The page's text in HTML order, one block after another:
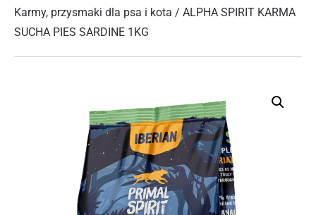
Karmy, przysmaki dla psa i kota / ALPHA SPIRIT KARMA
SUCHA PIES SARDINE 1KG